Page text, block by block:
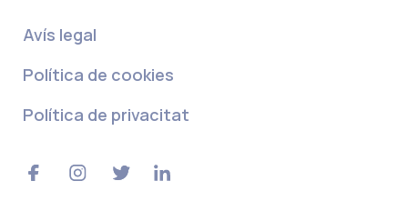
Avís legal
Política de cookies
Política de privacitat